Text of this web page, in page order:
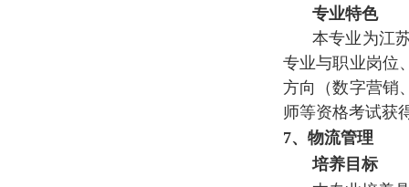
专业特色
本专业为江
专业与职业岗位
方向（数字营销
师等资格考试获
7、物流管理
培养目标